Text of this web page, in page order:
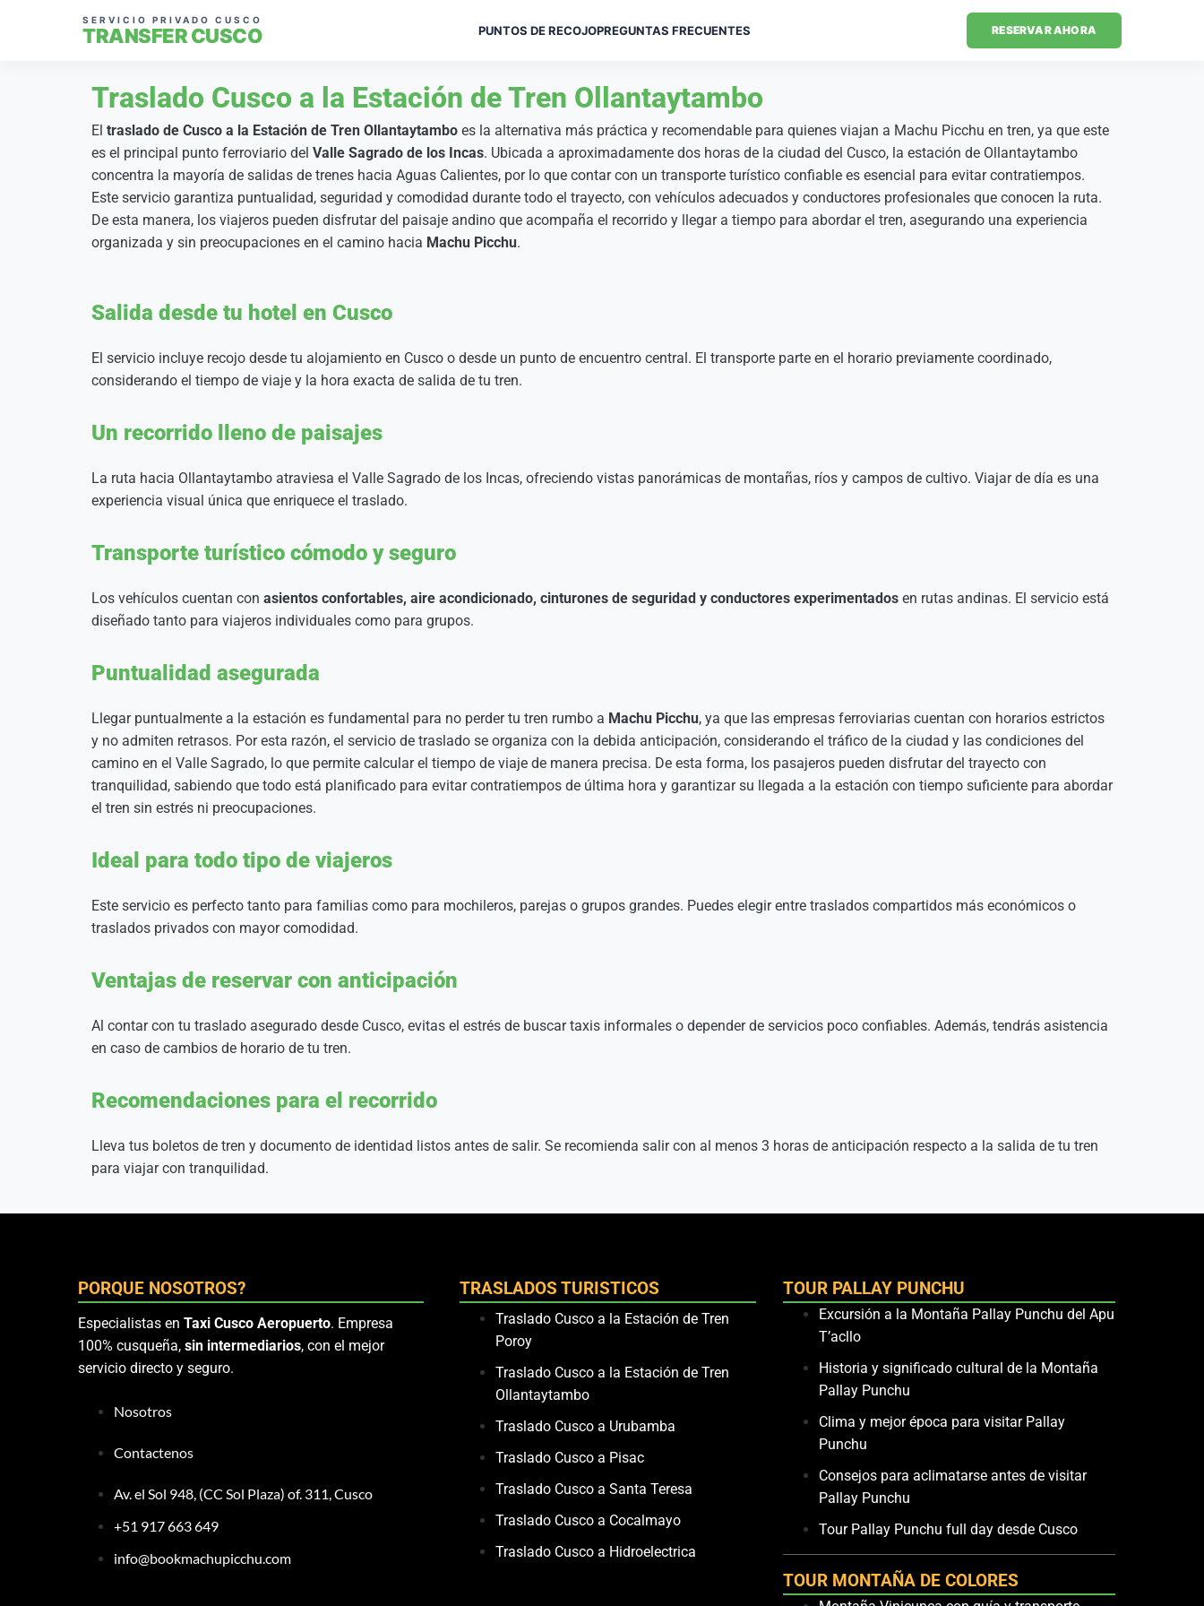
SERVICIO PRIVADO CUSCO
TRANSFER CUSCO PUNTOS DE RECOJOPREGUNTAS FRECUENTES RESERVAR AHORA
Traslado Cusco a la Estación de Tren Ollantaytambo
El traslado de Cusco a la Estación de Tren Ollantaytambo es la alternativa más práctica y recomendable para quienes viajan a Machu Picchu en tren, ya que este
es el principal punto ferroviario del Valle Sagrado de los Incas. Ubicada a aproximadamente dos horas de la ciudad del Cusco, la estación de Ollantaytambo
concentra la mayoría de salidas de trenes hacia Aguas Calientes, por lo que contar con un transporte turístico confiable es esencial para evitar contratiempos.
Este servicio garantiza puntualidad, seguridad y comodidad durante todo el trayecto, con vehículos adecuados y conductores profesionales que conocen la ruta.
De esta manera, los viajeros pueden disfrutar del paisaje andino que acompaña el recorrido y llegar a tiempo para abordar el tren, asegurando una experiencia
organizada y sin preocupaciones en el camino hacia Machu Picchu.
Salida desde tu hotel en Cusco
El servicio incluye recojo desde tu alojamiento en Cusco o desde un punto de encuentro central. El transporte parte en el horario previamente coordinado,
considerando el tiempo de viaje y la hora exacta de salida de tu tren.
Un recorrido lleno de paisajes
La ruta hacia Ollantaytambo atraviesa el Valle Sagrado de los Incas, ofreciendo vistas panorámicas de montañas, ríos y campos de cultivo. Viajar de día es una
experiencia visual única que enriquece el traslado.
Transporte turístico cómodo y seguro
Los vehículos cuentan con asientos confortables, aire acondicionado, cinturones de seguridad y conductores experimentados en rutas andinas. El servicio está
diseñado tanto para viajeros individuales como para grupos.
Puntualidad asegurada
Llegar puntualmente a la estación es fundamental para no perder tu tren rumbo a Machu Picchu, ya que las empresas ferroviarias cuentan con horarios estrictos
y no admiten retrasos. Por esta razón, el servicio de traslado se organiza con la debida anticipación, considerando el tráfico de la ciudad y las condiciones del
camino en el Valle Sagrado, lo que permite calcular el tiempo de viaje de manera precisa. De esta forma, los pasajeros pueden disfrutar del trayecto con
tranquilidad, sabiendo que todo está planificado para evitar contratiempos de última hora y garantizar su llegada a la estación con tiempo suficiente para abordar
el tren sin estrés ni preocupaciones.
Ideal para todo tipo de viajeros
Este servicio es perfecto tanto para familias como para mochileros, parejas o grupos grandes. Puedes elegir entre traslados compartidos más económicos o
traslados privados con mayor comodidad.
Ventajas de reservar con anticipación
Al contar con tu traslado asegurado desde Cusco, evitas el estrés de buscar taxis informales o depender de servicios poco confiables. Además, tendrás asistencia
en caso de cambios de horario de tu tren.
Recomendaciones para el recorrido
Lleva tus boletos de tren y documento de identidad listos antes de salir. Se recomienda salir con al menos 3 horas de anticipación respecto a la salida de tu tren
para viajar con tranquilidad.
PORQUE NOSOTROS?
Especialistas en Taxi Cusco Aeropuerto. Empresa
100% cusqueña, sin intermediarios, con el mejor
servicio directo y seguro.
Nosotros
Contactenos
Av. el Sol 948, (CC Sol Plaza) of. 311, Cusco
+51 917 663 649
info@bookmachupicchu.com
TRASLADOS TURISTICOS
Traslado Cusco a la Estación de Tren
Poroy
Traslado Cusco a la Estación de Tren
Ollantaytambo
Traslado Cusco a Urubamba
Traslado Cusco a Pisac
Traslado Cusco a Santa Teresa
Traslado Cusco a Cocalmayo
Traslado Cusco a Hidroelectrica
TOUR PALLAY PUNCHU
Excursión a la Montaña Pallay Punchu del Apu
T’acllo
Historia y significado cultural de la Montaña
Pallay Punchu
Clima y mejor época para visitar Pallay
Punchu
Consejos para aclimatarse antes de visitar
Pallay Punchu
Tour Pallay Punchu full day desde Cusco
TOUR MONTAÑA DE COLORES